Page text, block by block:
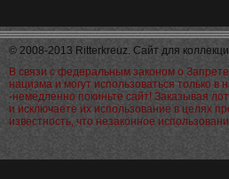
© 2008-2013 Ritterkreuz. Сайт для
В связи с федеральным законом о
нацизма и могут использоваться только
-немедленно покиньте сайт! Заказывая
и исключаете их использование в целях
известность, что незаконное